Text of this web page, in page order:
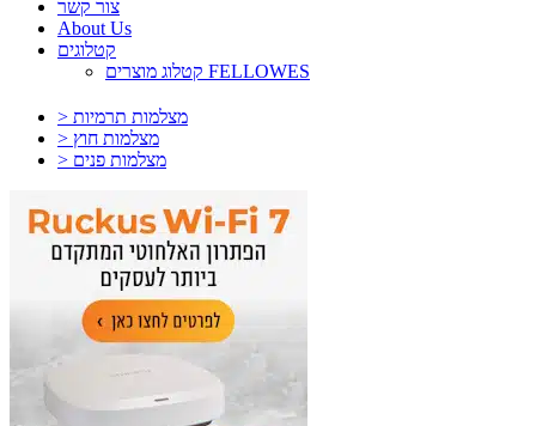
צור קשר
About Us
קטלוגים
קטלוג מוצרים FELLOWES
> מצלמות תרמיות
> מצלמות חוץ
> מצלמות פנים